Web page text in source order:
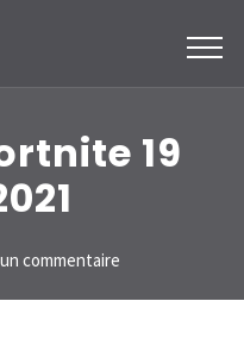
19
commentaire
Boutique